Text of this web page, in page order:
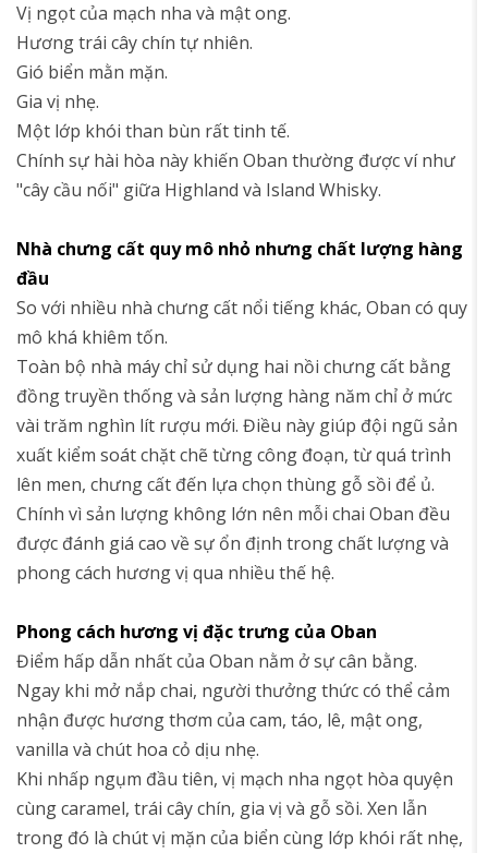
Vị ngọt của mạch nha và mật ong.
Hương trái cây chín tự nhiên.
Gió biển mằn mặn.
Gia vị nhẹ.
Một lớp khói than bùn rất tinh tế.
Chính sự hài hòa này khiến Oban thường được ví như
"cây cầu nối" giữa Highland và Island Whisky.
Nhà chưng cất quy mô nhỏ nhưng chất lượng hàng
đầu
So với nhiều nhà chưng cất nổi tiếng khác, Oban có quy
mô khá khiêm tốn.
Toàn bộ nhà máy chỉ sử dụng hai nồi chưng cất bằng
đồng truyền thống và sản lượng hàng năm chỉ ở mức
vài trăm nghìn lít rượu mới. Điều này giúp đội ngũ sản
xuất kiểm soát chặt chẽ từng công đoạn, từ quá trình
lên men, chưng cất đến lựa chọn thùng gỗ sồi để ủ.
Chính vì sản lượng không lớn nên mỗi chai Oban đều
được đánh giá cao về sự ổn định trong chất lượng và
phong cách hương vị qua nhiều thế hệ.
Phong cách hương vị đặc trưng của Oban
Điểm hấp dẫn nhất của Oban nằm ở sự cân bằng.
Ngay khi mở nắp chai, người thưởng thức có thể cảm
nhận được hương thơm của cam, táo, lê, mật ong,
vanilla và chút hoa cỏ dịu nhẹ.
Khi nhấp ngụm đầu tiên, vị mạch nha ngọt hòa quyện
cùng caramel, trái cây chín, gia vị và gỗ sồi. Xen lẫn
trong đó là chút vị mặn của biển cùng lớp khói rất nhẹ,